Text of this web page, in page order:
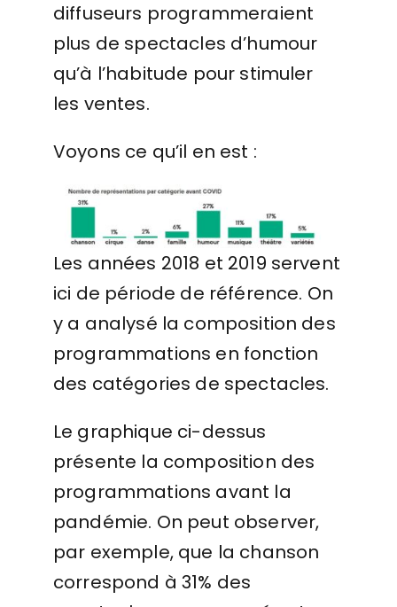
diffuseurs programmeraient
plus de spectacles d’humour
qu’à l’habitude pour stimuler
les ventes.
Voyons ce qu’il en est :
Les années 2018 et 2019 servent
ici de période de référence. On
y a analysé la composition des
programmations en fonction
des catégories de spectacles.
Le graphique ci-dessus
présente la composition des
programmations avant la
pandémie. On peut observer,
par exemple, que la chanson
correspond à 31% des